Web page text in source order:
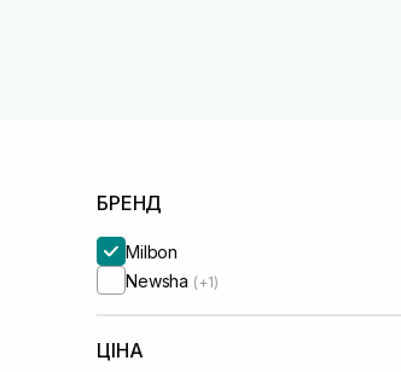
БРЕНД
Milbon
Newsha (+1)
ЦІНА